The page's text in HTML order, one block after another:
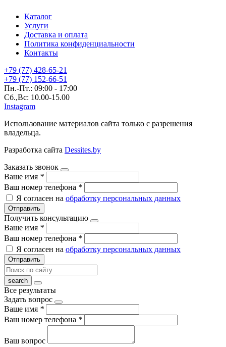
Каталог
Услуги
Доставка и оплата
Политика конфиденциальности
Контакты
+79 (77) 428-65-21
+79 (77) 152-66-51
Пн.-Пт.: 09:00 - 17:00
Сб.,Вс: 10.00-15.00
Instagram
Использование материалов сайта только с разрешения
владельца.
Разработка сайта Dessites.by
Заказать звонок
Ваше имя *
Ваш номер телефона *
Я согласен на обработку персональных данных
Отправить
Получить консультацию
Ваше имя *
Ваш номер телефона *
Я согласен на обработку персональных данных
Отправить
Все результаты
Задать вопрос
Ваше имя *
Ваш номер телефона *
Ваш вопрос